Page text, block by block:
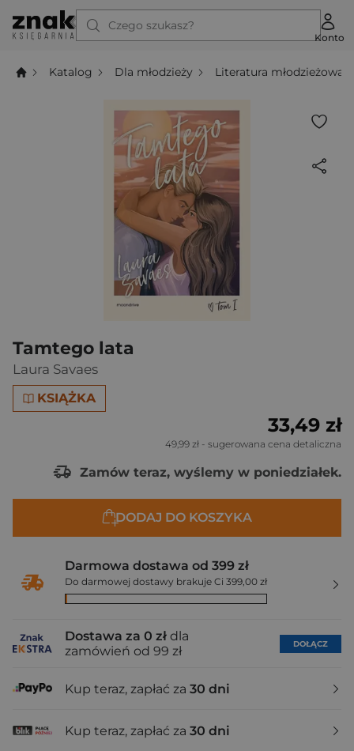
Czego szukasz?
Konto
Katalog Dla młodzieży Literatura młodzieżowa
Tamtego lata
Laura Savaes
KSIĄŻKA
33,49 zł
49,99 zł - sugerowana cena detaliczna
Zamów teraz, wyślemy w poniedziałek.
DODAJ DO KOSZYKA
Darmowa dostawa od 399 zł
Do darmowej dostawy brakuje Ci 399,00 zł
Dostawa za 0 zł dla
zamówień od 99 zł
DOŁĄCZ
Kup teraz, zapłać za 30 dni
Kup teraz, zapłać za 30 dni